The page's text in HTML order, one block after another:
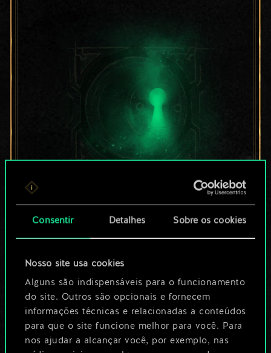
Consentir Detalhes Sobre os cookies
Nosso site usa cookies
Alguns são indispensáveis para o funcionamento
do site. Outros são opcionais e fornecem
informações técnicas e relacionadas a conteúdos
para que o site funcione melhor para você. Para
nos ajudar a alcançar você, por exemplo, nas
Por enquanto, isto é
de cartas
compartilhado.
No entanto, dá para
ser muito mais!